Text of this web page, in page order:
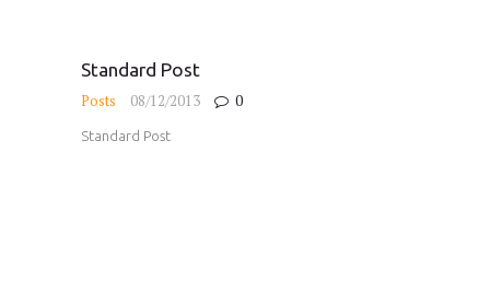
Standard Post
Posts 08/12/2013 0
Standard Post